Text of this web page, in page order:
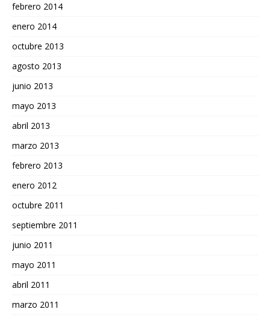
febrero 2014
enero 2014
octubre 2013
agosto 2013
junio 2013
mayo 2013
abril 2013
marzo 2013
febrero 2013
enero 2012
octubre 2011
septiembre 2011
junio 2011
mayo 2011
abril 2011
marzo 2011